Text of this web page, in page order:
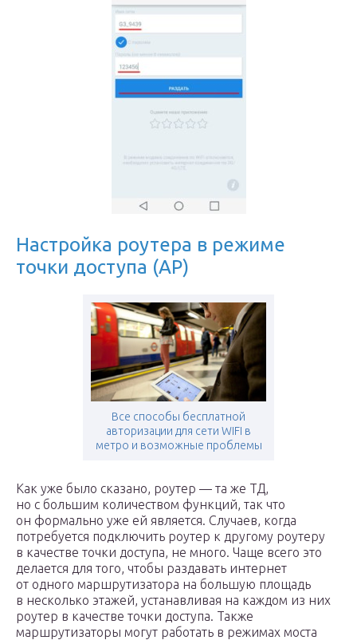
Настройка роутера в режиме
точки доступа (AP)
Все способы бесплатной
авторизации для сети WIFI в
метро и возможные проблемы
Как уже было сказано, роутер — та же ТД,
но с большим количеством функций, так что
он формально уже ей является. Случаев, когда
потребуется подключить роутер к другому роутеру
в качестве точки доступа, не много. Чаще всего это
делается для того, чтобы раздавать интернет
от одного маршрутизатора на большую площадь
в несколько этажей, устанавливая на каждом из них
роутер в качестве точки доступа. Также
маршрутизаторы могут работать в режимах моста